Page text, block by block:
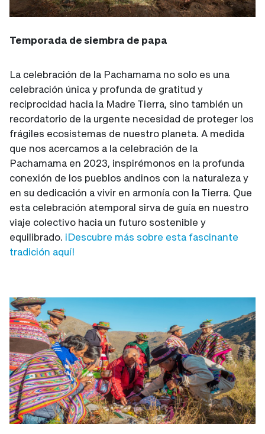
Temporada de siembra de papa
La celebración de la Pachamama no solo es una
celebración única y profunda de gratitud y
reciprocidad hacia la Madre Tierra, sino también un
recordatorio de la urgente necesidad de proteger los
frágiles ecosistemas de nuestro planeta. A medida
que nos acercamos a la celebración de la
Pachamama en 2023, inspirémonos en la profunda
conexión de los pueblos andinos con la naturaleza y
en su dedicación a vivir en armonía con la Tierra. Que
esta celebración atemporal sirva de guía en nuestro
viaje colectivo hacia un futuro sostenible y
equilibrado. ¡Descubre más sobre esta fascinante
tradición aquí!